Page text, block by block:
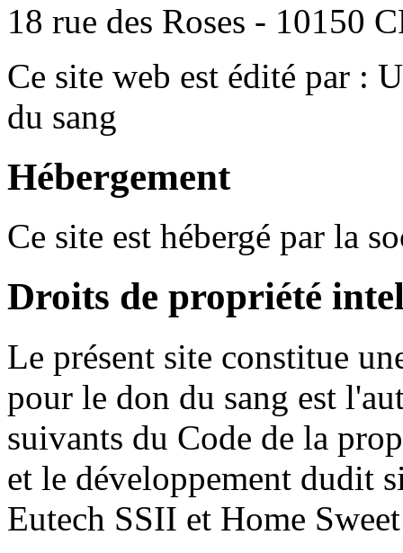
18 rue des Roses - 10150
Ce site web est édité par :
du sang
Hébergement
Ce site est hébergé par la
Droits de propriété
Le présent site constitue
pour le don du sang est
suivants du Code de la
et le développement dudit
Eutech SSII et Home